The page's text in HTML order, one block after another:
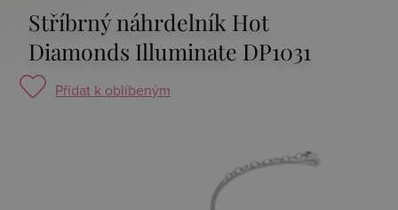
Stříbrný náhrdelník Hot
Diamonds Illuminate DP1031
Přidat k oblíbeným